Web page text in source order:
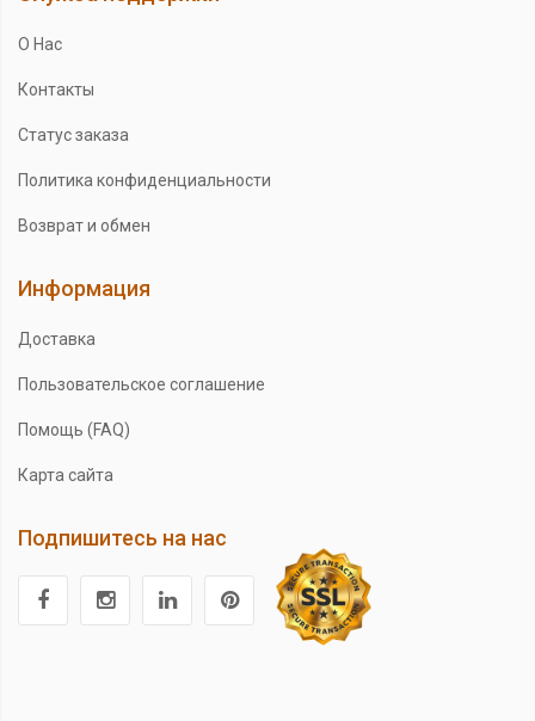
О Нас
Контакты
Статус заказа
Политика конфиденциальности
Возврат и обмен
Информация
Доставка
Пользовательское соглашение
Помощь (FAQ)
Карта сайта
Подпишитесь на нас